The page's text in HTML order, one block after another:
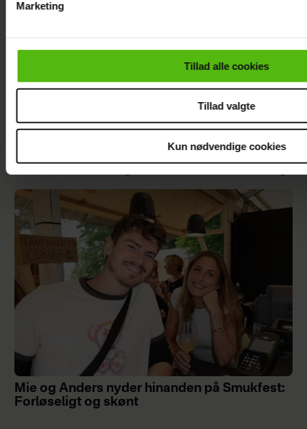
cookiepolitik.
Marketing
Tillad alle cookies
Tillad valgte
Kun nødvendige cookies
Mie og Anders nyder hinanden på Smukfest:
Forløseligt og skønt